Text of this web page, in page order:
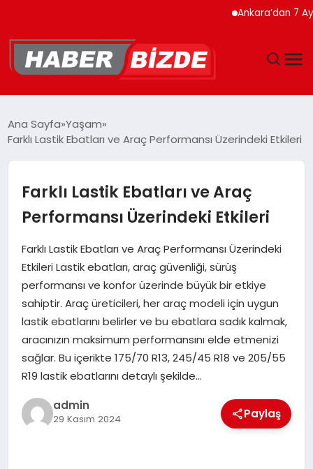
Ankara’dan 7 Ayda
EKONOMI
EĞITIM
MAGAZIN
SPOR
TEKNOLOJI
Ana Sayfa Yaşam
Farklı Lastik Ebatları ve Araç Performansı Üzerindeki Etkileri
Farklı Lastik Ebatları ve Araç
Performansı Üzerindeki Etkileri
Farklı Lastik Ebatları ve Araç Performansı Üzerindeki
Etkileri Lastik ebatları, araç güvenliği, sürüş
performansı ve konfor üzerinde büyük bir etkiye
sahiptir. Araç üreticileri, her araç modeli için uygun
lastik ebatlarını belirler ve bu ebatlara sadık kalmak,
aracınızın maksimum performansını elde etmenizi
sağlar. Bu içerikte 175/70 R13, 245/45 R18 ve 205/55
R19 lastik ebatlarını detaylı şekilde…
admin
29 Kasım 2024 Paylaş